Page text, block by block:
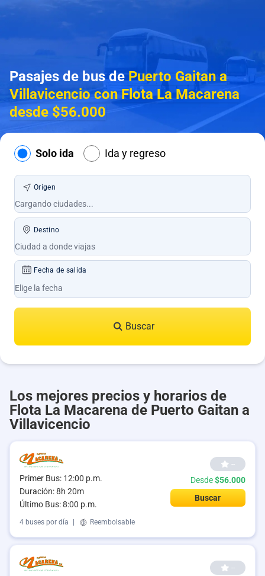
Pasajes de bus dePuerto Gaitan a
Villavicencio con Flota La Macarena
desde $56.000
Solo ida Ida y regreso
Origen
Destino
Fecha de salida
Buscar
Los mejores precios y horarios de
Flota La Macarena de Puerto Gaitan a
Villavicencio
Primer Bus: 12:00 p.m.
Duración: 8h 20m
Último Bus: 8:00 p.m.
--
Desde$56.000
Buscar
4 buses por día Reembolsable
--